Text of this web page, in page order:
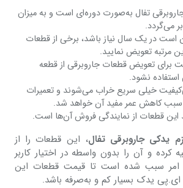
تفال به‌صورت دوره‌ای است و به میزان
می‌گردد.
است در یک سال نیاز باشد، برخی از قطعات
مرتبه تعویض نمایید.
برای تعویض قطعات جاروبرقی از قطعه
استفاده نشود.
خیلی سریع خراب می‌شوند و تعمیرات
سبب کاهش عمر مفید آن خواهد شد.
این قطعات از نمایندگی فروش آن‌ها است.
یدکی جاروبرقی تفال، این قطعات را از
کرده و آن را بدون واسطه در اختیار کاربر
امر سبب شده است تا قیمت قطعات این
ای.پی یدک بسیار کم و به‌صرفه باشد.